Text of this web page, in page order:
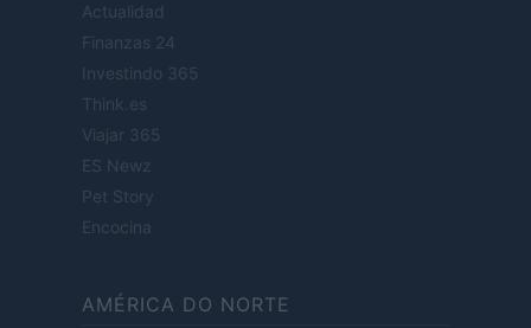
Actualidad
Finanzas 24
Investindo 365
Think.es
Viajar 365
ES Newz
Pet Story
Encocina
AMÉRICA DO NORTE